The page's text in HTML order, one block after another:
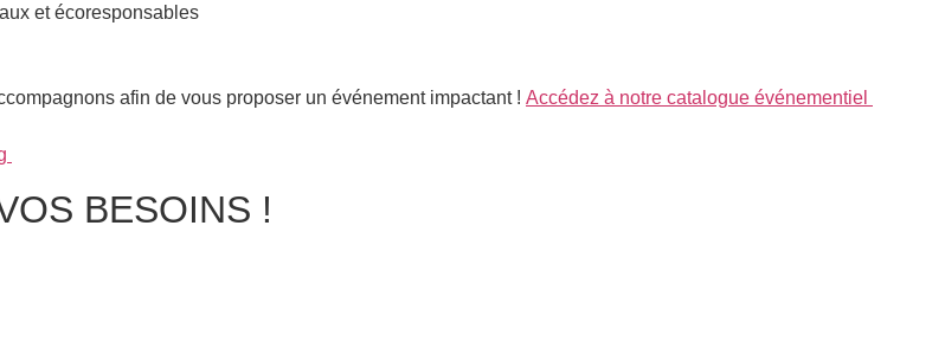
et écoresponsables
afin de vous proposer un événement impactant ! Accédez à notre catalogue événementiel
BESOINS !